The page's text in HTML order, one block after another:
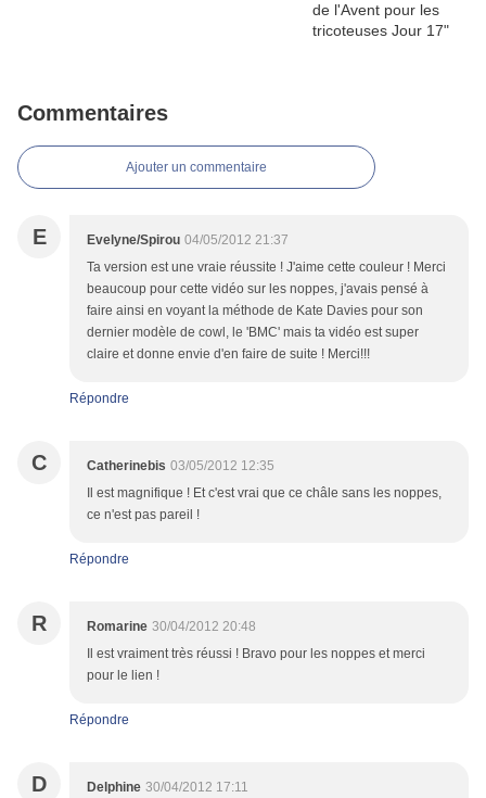
Commentaires
Ajouter un commentaire
E Evelyne/Spirou 04/05/2012 21:37
Ta version est une vraie réussite ! J'aime cette couleur ! Merci
beaucoup pour cette vidéo sur les noppes, j'avais pensé à
faire ainsi en voyant la méthode de Kate Davies pour son
dernier modèle de cowl, le 'BMC' mais ta vidéo est super
claire et donne envie d'en faire de suite ! Merci!!!
Répondre
C Catherinebis 03/05/2012 12:35
Il est magnifique ! Et c'est vrai que ce châle sans les noppes,
ce n'est pas pareil !
Répondre
R Romarine 30/04/2012 20:48
Il est vraiment très réussi ! Bravo pour les noppes et merci
pour le lien !
Répondre
D Delphine 30/04/2012 17:11